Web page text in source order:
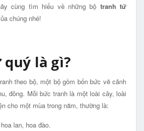
cùng tìm hiểu về những bộ tranh tứ
chúng nhé!
là gì?
theo bộ, một bộ gồm bốn bức vẽ cảnh
đông. Mỗi bức tranh là một loài cây, loài
cho một mùa trong năm, thường là:
lan, hoa đào.